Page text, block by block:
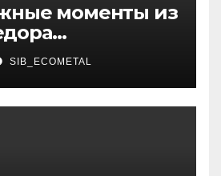
моменты из
— от детства
писателя до
событий и
на
SIB_ECOMETAL